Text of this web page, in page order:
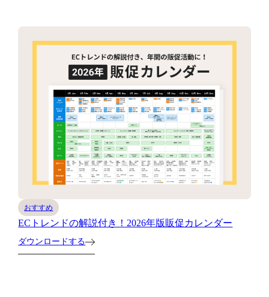
おすすめ
ECトレンドの解説付き！2026年版販促カレンダー
ダウンロードする